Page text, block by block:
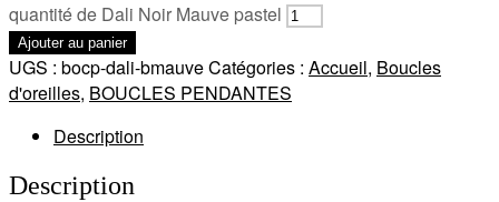
quantité de Dali Noir Mauve pastel
Ajouter au panier
UGS : bocp-dali-bmauveCatégories : Accueil, Boucles
d'oreilles, BOUCLES PENDANTES
Description
Description